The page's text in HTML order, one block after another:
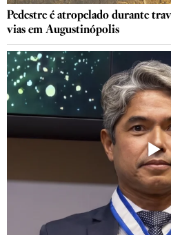
Pedestre é atropelado durante
vias em Augustinópolis